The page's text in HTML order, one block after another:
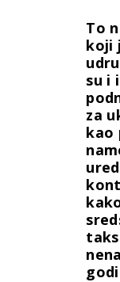
To
koji
su i
za
kao